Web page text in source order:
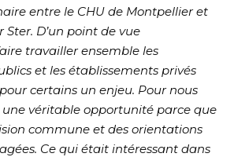
entre le CHU de Montpellier et
Ster. D’un point de vue
travailler ensemble les
et les établissements privés
certains un enjeu. Pour nous
véritable opportunité parce que
commune et des orientations
Ce qui était intéressant dans